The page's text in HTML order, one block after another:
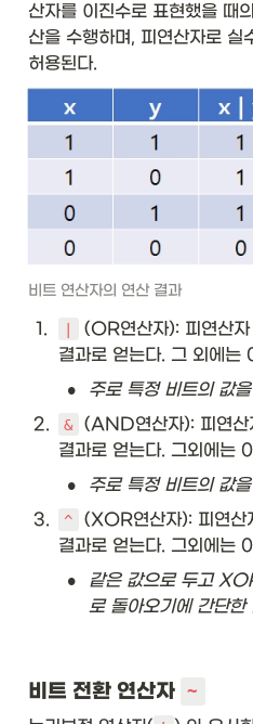
산자를 이진수로 표현했을 때
산을 수행하며, 피연산자로 실
허용된다.
비트 연산자의 연산 결과
1 . |
(OR연산자): 피연산
결과로 얻는다. 그 외에는
•
주로 특정 비트의 값
2. &
(AND연산자): 피연산
결과로 얻는다. 그외에는
•
주로 특정 비트의 값
3. ^
(XOR연산자): 피연산
결과로 얻는다. 그외에는
•
같은 값으로 두고
로 돌아오기에 간단한
비트 전환 연산자 ~